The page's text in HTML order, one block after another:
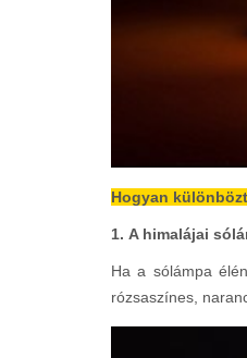
Hogyan
1. A himalájai
Ha a sólámpa
rózsaszínes,